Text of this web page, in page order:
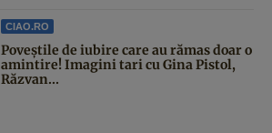
CIAO.RO
Poveştile de iubire care au rămas doar o
amintire! Imagini tari cu Gina Pistol,
Răzvan...